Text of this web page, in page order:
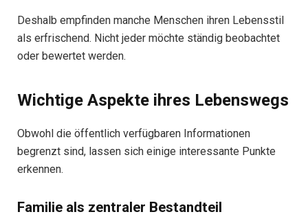
Deshalb empfinden manche Menschen ihren Lebensstil
als erfrischend. Nicht jeder möchte ständig beobachtet
oder bewertet werden.
Wichtige Aspekte ihres Lebenswegs
Obwohl die öffentlich verfügbaren Informationen
begrenzt sind, lassen sich einige interessante Punkte
erkennen.
Familie als zentraler Bestandteil